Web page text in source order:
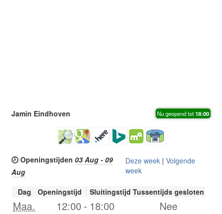
Jamin Eindhoven Nu geopend tot18:00
🕗 Openingstijden 03 Aug - 09
Aug
Deze week| Volgende
week
Dag Openingstijd Sluitingstijd Tussentijds gesloten
Maa. 12:00 - 18:00
Nee